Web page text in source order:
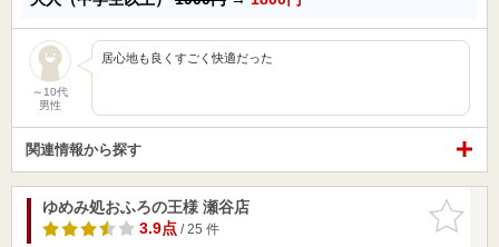
～10代
男性
居心地も良くすごく快適だった
関連情報から探す
お気に入
りに追加
ゆめみ処おふろの王様 瀬谷店
3.9点/ 25 件